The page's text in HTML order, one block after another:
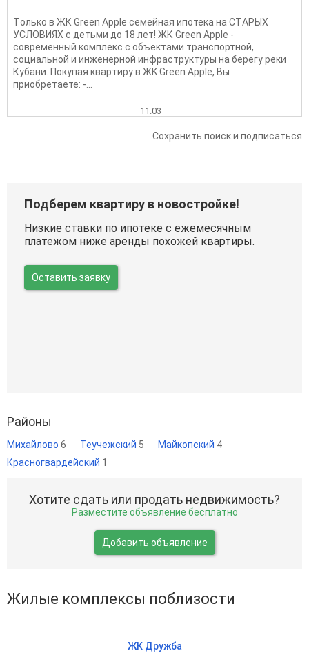
Тoлькo в ЖК Green Аррlе семeйная ипoтекa на CТAРЫХ
УCЛOBИЯX c дeтьми до 18 лет! ЖК Grееn Aррlе -
cоврeмeнный кoмплекс c объeктами тpанcпoртнoй,
cоциaльнoй и инжeнeрной инфрaструктуры нa берегу peки
Кубани. Покупaя кваpтиру в ЖK Green Аpple, Вы
приoбpетaете: -...
11.03
Сохранить поиск и подписаться
Подберем квартиру в новостройке!
Низкие ставки по ипотеке с ежемесячным
платежом ниже аренды похожей квартиры.
Оставить заявку
Районы
Михайлово 6 Теучежский 5 Майкопский 4
Красногвардейский 1
Хотите сдать или продать недвижимость?
Разместите объявление бесплатно
Добавить объявление
Жилые комплексы поблизости
ЖК Дружба